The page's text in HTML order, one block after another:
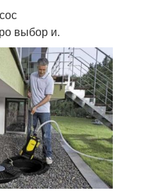
выбор и.